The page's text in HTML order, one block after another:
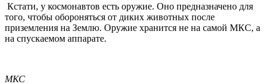
Кстати, у космонавтов есть оружие. Оно предназначено для
того, чтобы обороняться от диких животных после
приземления на Землю. Оружие хранится не на самой МКС, а
на спускаемом аппарате.
МКС